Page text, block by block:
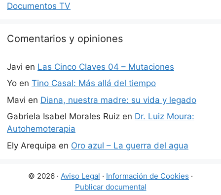
Documentos TV
Comentarios y opiniones
Javi en Las Cinco Claves 04 – Mutaciones
Yo en Tino Casal: Más allá del tiempo
Mavi en Diana, nuestra madre: su vida y legado
Gabriela Isabel Morales Ruiz en Dr. Luiz Moura:
Autohemoterapia
Ely Arequipa en Oro azul – La guerra del agua
© 2026 · Aviso Legal · Información de Cookies ·
Publicar documental